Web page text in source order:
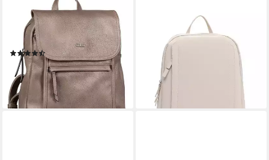
Rucksack Mina, aus weichem
leichten Lederimitat, lässig im
praktischen Format
(107)
50,40 €
lieferbar - in 1-2 Werktagen bei dir
41,97 € UVP
lieferbar - in 2-3 Werktagen bei dir